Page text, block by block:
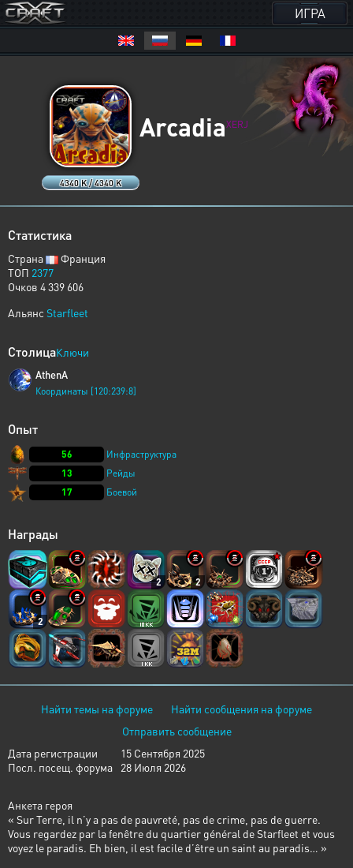
ИГРА
4340 K / 4340 K
ArcadiaXERJ
Статистика
Страна
Франция
ТОП 2377
Очков 4 339 606
Альянс Starfleet
СтолицаКлючи
AthenA
Координаты [120:239:8]
Опыт
56
Инфраструктура
13
Рейды
17
Боевой
Награды
2 2
2
Найти темы на форуме
Найти сообщения на форуме
Отправить сообщение
Дата регистрации
15 Сентября 2025
Посл. посещ. форума
28 Июля 2026
Анкета героя
« Sur Terre, il n’y a pas de pauvreté, pas de crime, pas de guerre.
Vous regardez par la fenêtre du quartier général de Starfleet et vous
voyez le paradis. Eh bien, il est facile d’être un saint au paradis… »